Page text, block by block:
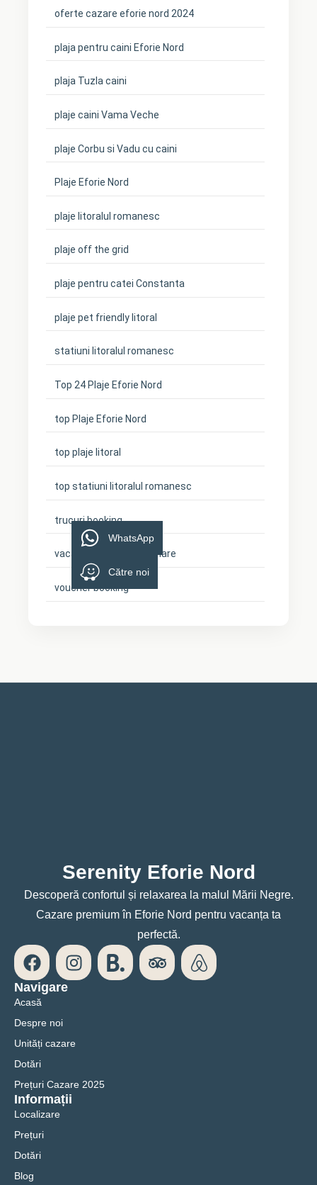
oferte cazare eforie nord 2024
plaja pentru caini Eforie Nord
plaja Tuzla caini
plaje caini Vama Veche
plaje Corbu si Vadu cu caini
Plaje Eforie Nord
plaje litoralul romanesc
plaje off the grid
plaje pentru catei Constanta
plaje pet friendly litoral
statiuni litoralul romanesc
Top 24 Plaje Eforie Nord
top Plaje Eforie Nord
top plaje litoral
top statiuni litoralul romanesc
trucuri booking
vacanta cu cainele la mare
voucher booking
Serenity Eforie Nord
Descoperă confortul și relaxarea la malul Mării Negre.
Cazare premium în Eforie Nord pentru vacanța ta
perfectă.
Navigare
Acasă
Despre noi
Unități cazare
Dotări
Prețuri Cazare 2025
Informații
Localizare
Prețuri
Dotări
Blog
WhatsApp
Către noi